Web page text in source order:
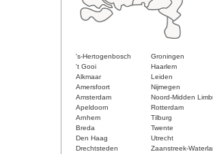
's-Hertogenbosch
Groningen
't Gooi
Haarlem
Alkmaar
Leiden
Amersfoort
Nijmegen
Amsterdam
Noord-Midden
Apeldoorn
Rotterdam
Arnhem
Tilburg
Breda
Twente
Den Haag
Utrecht
Drechtsteden
Zaanstreek-